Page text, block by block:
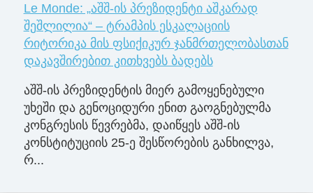
Le Monde: „აშშ-ის პრეზიდენტი აშკარად
შეშლილია“ – ტრამპის ესკალაციის
რიტორიკა მის ფსიქიკურ ჯანმრთელობასთან
დაკავშირებით კითხვებს ბადებს
აშშ-ის პრეზიდენტის მიერ გამოყენებული
უხეში და გენოციდური ენით გაოგნებულმა
კონგრესის წევრებმა, დაიწყეს აშშ-ის
კონსტიტუციის 25-ე შესწორების განხილვა,
რ...